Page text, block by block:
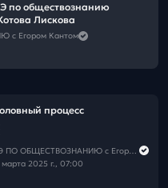
по обществознанию
Лискова
c Егором Кантом
процесс
ЕГЭ ПО ОБЩЕСТВОЗНАНИЮ c Егором Кантом
2025 г., 07:00